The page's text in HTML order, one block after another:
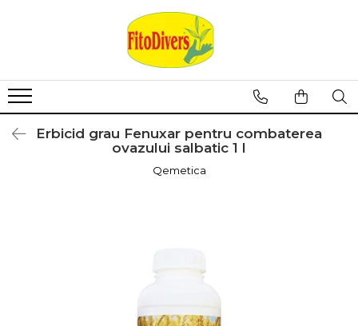
Erbicid grau Fenuxar pentru combaterea
ovazului salbatic 1 l
Qemetica